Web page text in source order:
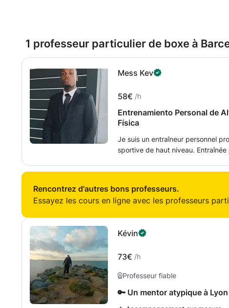
1 professeur particulier de boxe à
Mess Kev
58€ /h
Entrenamiento Personal de
Física
Je suis un entraîneur personnel
sportive de haut niveau.
2016. Offre des services 100% personnalisés, adaptés à votre niveau,
renforcement musculaire • Amélioration des performances physiques •
Bonne condition physique générale J'ai travaillé avec une
de sport • À la maison • En plein air • À distance (en ligne)
Rencontrez d'autres bons professeurs.
Essayez les cours en ligne avec les professeurs
Kévin
73€ /h
Professeur fiable
🔑 Un mentor atypique à